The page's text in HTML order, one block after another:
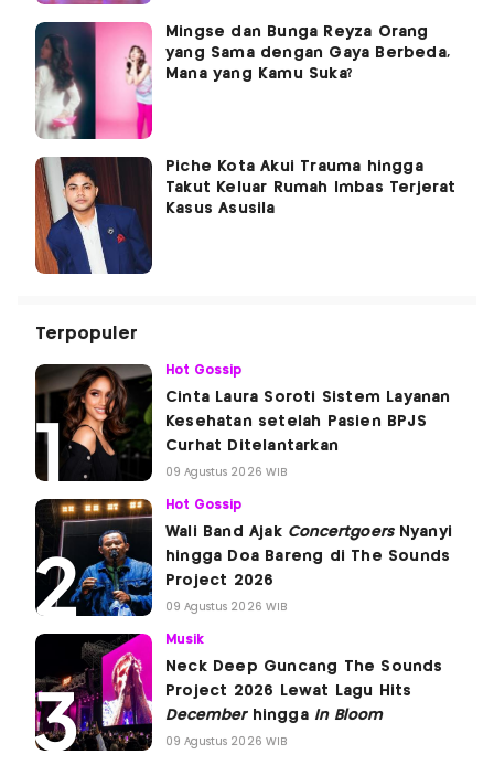
Mingse dan Bunga Reyza Orang
yang Sama dengan Gaya Berbeda,
Mana yang Kamu Suka?
Piche Kota Akui Trauma hingga
Takut Keluar Rumah Imbas Terjerat
Kasus Asusila
Terpopuler
Hot Gossip
Cinta Laura Soroti Sistem Layanan
Kesehatan setelah Pasien BPJS
Curhat Ditelantarkan
09 Agustus 2026 WIB
Hot Gossip
Wali Band Ajak ConcertgoersNyanyi
hingga Doa Bareng di The Sounds
Project 2026
09 Agustus 2026 WIB
Musik
Neck Deep Guncang The Sounds
Project 2026 Lewat Lagu Hits
Decemberhingga In Bloom
09 Agustus 2026 WIB